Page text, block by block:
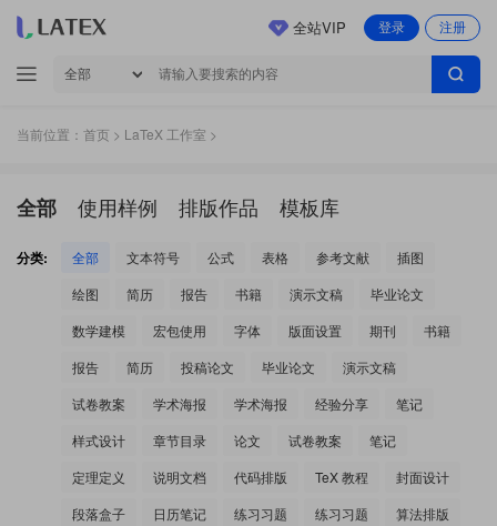
登录 注册
全站VIP
当前位置： 首页 > LaTeX 工作室 >
全部 使用样例 排版作品 模板库
分类: 全部 文本符号 公式 表格 参考文献
插图
绘图
简历 报告 书籍 演示文稿
毕业论文
数学建模
宏包使用 字体 版面设置 期刊
书籍
报告
简历 投稿论文 毕业论文
演示文稿
试卷教案
学术海报 学术海报 经验分享
笔记
样式设计
章节目录 论文 试卷教案
笔记
定理定义
说明文档 代码排版 TeX 教程
封面设计
段落盒子
日历笔记 练习习题 练习习题
算法排版